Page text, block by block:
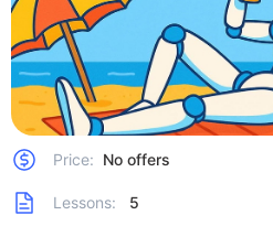
Price: No offers
Lessons: 5